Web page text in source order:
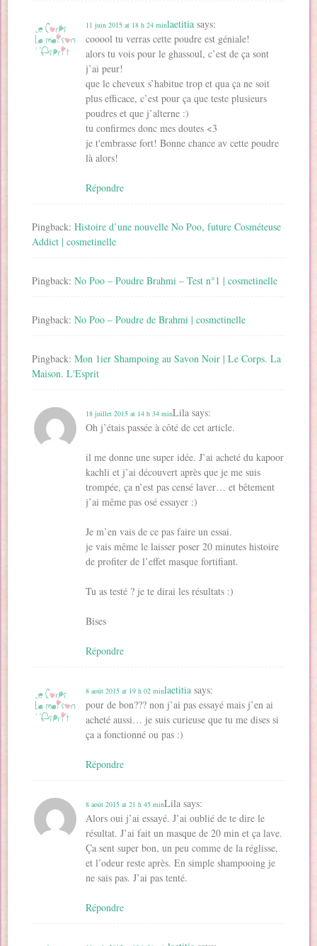
laetitia says:
11 juin 2015 at 18 h 24 min
cooool tu verras cette poudre est géniale!
alors tu vois pour le ghassoul, c’est de ça sont
j’ai peur!
que le cheveux s’habitue trop et qua ça ne soit
plus efficace, c’est pour ça que teste plusieurs
poudres et que j’alterne :)
tu confirmes donc mes doutes <3
je t'embrasse fort! Bonne chance av cette poudre
là alors!
Répondre
Pingback:Histoire d’une nouvelle No Poo, future Cosméteuse
Addict | cosmetinelle
Pingback:No Poo – Poudre Brahmi – Test n°1 | cosmetinelle
Pingback:No Poo – Poudre de Brahmi | cosmetinelle
Pingback:Mon 1ier Shampoing au Savon Noir | Le Corps. La
Maison. L'Esprit
Lila says:
18 juillet 2015 at 14 h 34 min
Oh j’étais passée à côté de cet article.
il me donne une super idée. J’ai acheté du kapoor
kachli et j’ai découvert après que je me suis
trompée, ça n’est pas censé laver… et bêtement
j’ai même pas osé essayer :)
Je m’en vais de ce pas faire un essai.
je vais même le laisser poser 20 minutes histoire
de profiter de l’effet masque fortifiant.
Tu as testé ? je te dirai les résultats :)
Bises
Répondre
laetitia says:
8 août 2015 at 19 h 02 min
pour de bon??? non j’ai pas essayé mais j’en ai
acheté aussi… je suis curieuse que tu me dises si
ça a fonctionné ou pas :)
Répondre
Lila says:
8 août 2015 at 21 h 45 min
Alors oui j’ai essayé. J’ai oublié de te dire le
résultat. J’ai fait un masque de 20 min et ça lave.
Ça sent super bon, un peu comme de la réglisse,
et l’odeur reste après. En simple shampooing je
ne sais pas. J’ai pas tenté.
Répondre